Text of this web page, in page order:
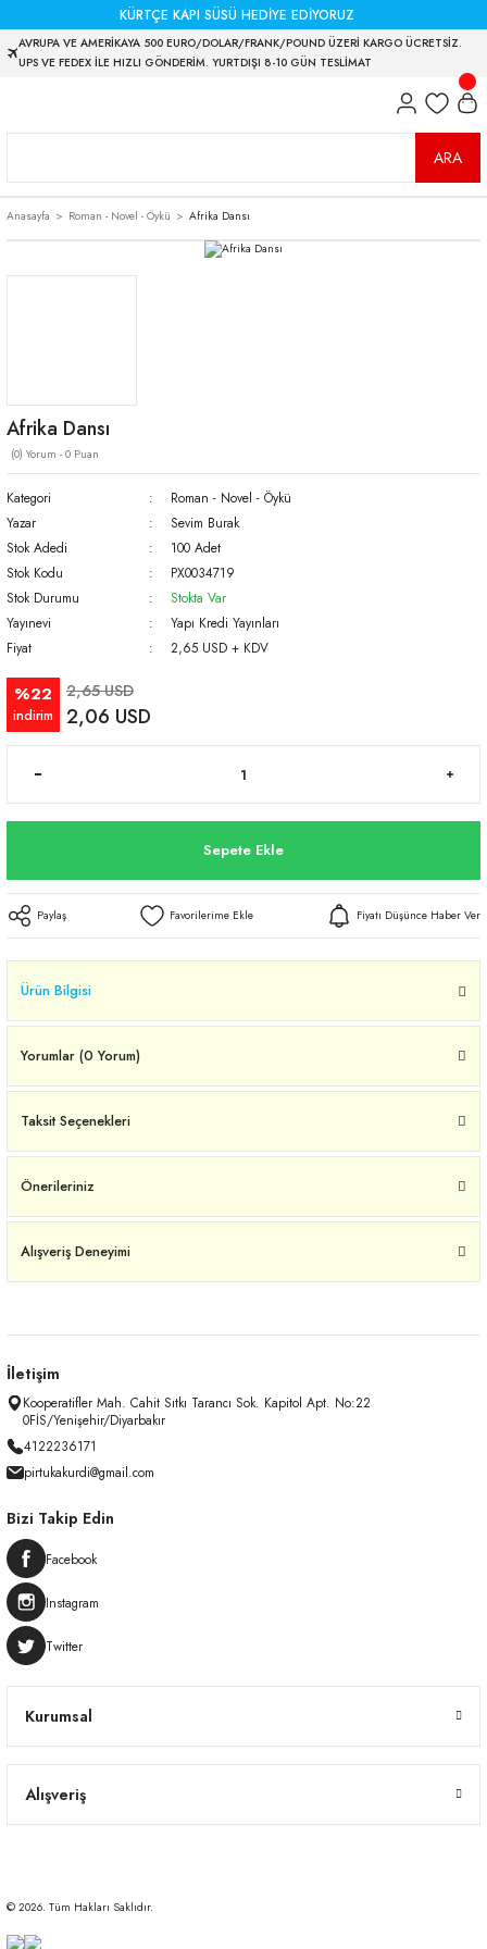
KÜRTÇE KAPI SÜSÜ HEDİYE EDİYORUZ
AVRUPA VE AMERİKAYA 500 EURO/DOLAR/FRANK/POUND ÜZERİ KARGO ÜCRETSİZ.
UPS VE FEDEX İLE HIZLI GÖNDERİM. YURTDIŞI 8-10 GÜN TESLİMAT
ARA
Anasayfa Roman - Novel - Öykü Afrika Dansı
Afrika Dansı
(0) Yorum - 0 Puan
Kategori
Roman - Novel - Öykü
Yazar
Sevim Burak
Stok Adedi
100 Adet
Stok Kodu
PX0034719
Stok Durumu
Stokta Var
Yayınevi
Yapı Kredi Yayınları
Fiyat
2,65 USD + KDV
%22
indirim
2,65 USD
2,06 USD
Sepete Ekle
Paylaş Fiyatı Düşünce Haber Ver
Ürün Bilgisi
Yorumlar (0 Yorum)
Taksit Seçenekleri
Önerileriniz
Alışveriş Deneyimi
İletişim
Kooperatifler Mah. Cahit Sıtkı Tarancı Sok. Kapitol Apt. No:22
0FİS/Yenişehir/Diyarbakır
4122236171
pirtukakurdi@gmail.com
Kurumsal
Alışveriş
Bizi Takip Edin
Facebook
Instagram
Twitter
© 2026. Tüm Hakları Saklıdır.